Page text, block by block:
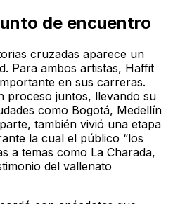
de encuentro
cruzadas aparece un
Para ambos artistas, Haffit
en sus carreras.
proceso juntos, llevando su
como Bogotá, Medellín
también vivió una etapa
la cual el público “los
a temas como La Charada,
del vallenato